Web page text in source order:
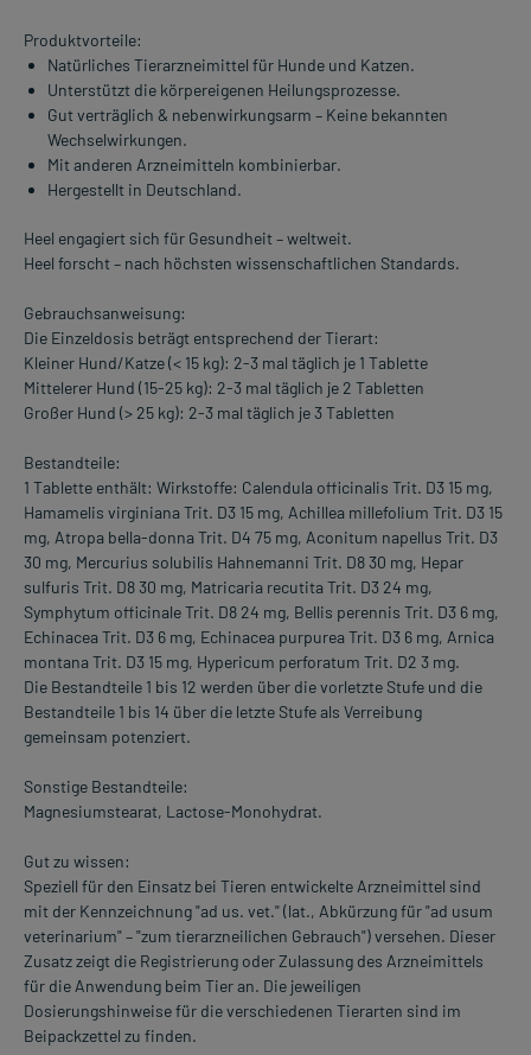
Produktvorteile:
Natürliches Tierarzneimittel für Hunde und Katzen.
Unterstützt die körpereigenen Heilungsprozesse.
Gut verträglich & nebenwirkungsarm – Keine bekannten
Wechselwirkungen.
Mit anderen Arzneimitteln kombinierbar.
Hergestellt in Deutschland.
Heel engagiert sich für Gesundheit – weltweit.
Heel forscht – nach höchsten wissenschaftlichen Standards.
Gebrauchsanweisung:
Die Einzeldosis beträgt entsprechend der Tierart:
Kleiner Hund/Katze (< 15 kg): 2-3 mal täglich je 1 Tablette
Mittelerer Hund (15-25 kg): 2-3 mal täglich je 2 Tabletten
Großer Hund (> 25 kg): 2-3 mal täglich je 3 Tabletten
Bestandteile:
1 Tablette enthält: Wirkstoffe: Calendula officinalis Trit. D3 15 mg,
Hamamelis virginiana Trit. D3 15 mg, Achillea millefolium Trit. D3 15
mg, Atropa bella-donna Trit. D4 75 mg, Aconitum napellus Trit. D3
30 mg, Mercurius solubilis Hahnemanni Trit. D8 30 mg, Hepar
sulfuris Trit. D8 30 mg, Matricaria recutita Trit. D3 24 mg,
Symphytum officinale Trit. D8 24 mg, Bellis perennis Trit. D3 6 mg,
Echinacea Trit. D3 6 mg, Echinacea purpurea Trit. D3 6 mg, Arnica
montana Trit. D3 15 mg, Hypericum perforatum Trit. D2 3 mg.
Die Bestandteile 1 bis 12 werden über die vorletzte Stufe und die
Bestandteile 1 bis 14 über die letzte Stufe als Verreibung
gemeinsam potenziert.
Sonstige Bestandteile:
Magnesiumstearat, Lactose-Monohydrat.
Gut zu wissen:
Speziell für den Einsatz bei Tieren entwickelte Arzneimittel sind
mit der Kennzeichnung "ad us. vet." (lat., Abkürzung für "ad usum
veterinarium" – "zum tierarzneilichen Gebrauch") versehen. Dieser
Zusatz zeigt die Registrierung oder Zulassung des Arzneimittels
für die Anwendung beim Tier an. Die jeweiligen
Dosierungshinweise für die verschiedenen Tierarten sind im
Beipackzettel zu finden.